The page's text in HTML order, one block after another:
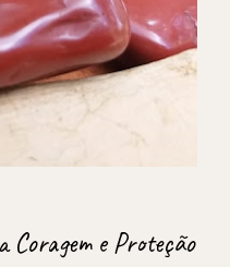
Coragem e Proteção